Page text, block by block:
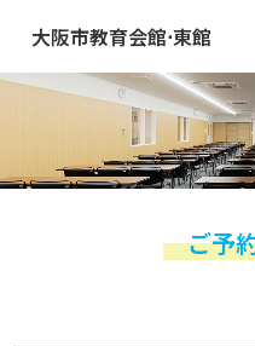
大阪市教育会館⋅東館
ご予